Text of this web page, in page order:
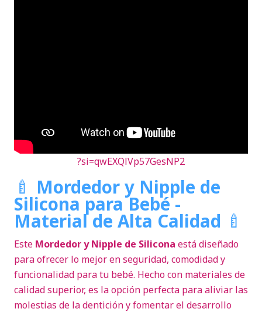
?si=qwEXQlVp57GesNP2
🍼 Mordedor y Nipple de
Silicona para Bebé -
Material de Alta Calidad 🍼
Este Mordedor y Nipple de Silicona está diseñado
para ofrecer lo mejor en seguridad, comodidad y
funcionalidad para tu bebé. Hecho con materiales de
calidad superior, es la opción perfecta para aliviar las
molestias de la dentición y fomentar el desarrollo